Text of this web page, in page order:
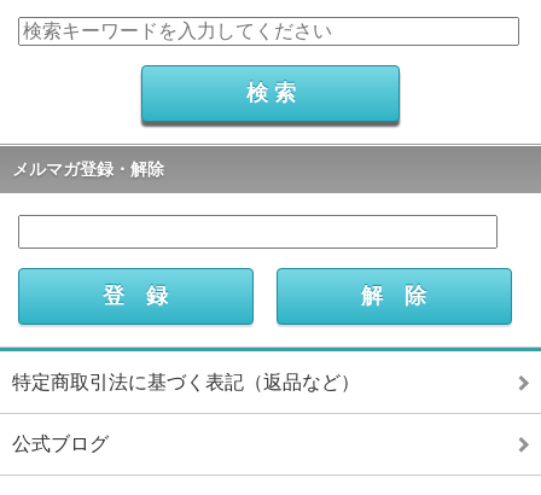
メルマガ登録・解除
特定商取引法に基づく表記（返品など）
公式ブログ